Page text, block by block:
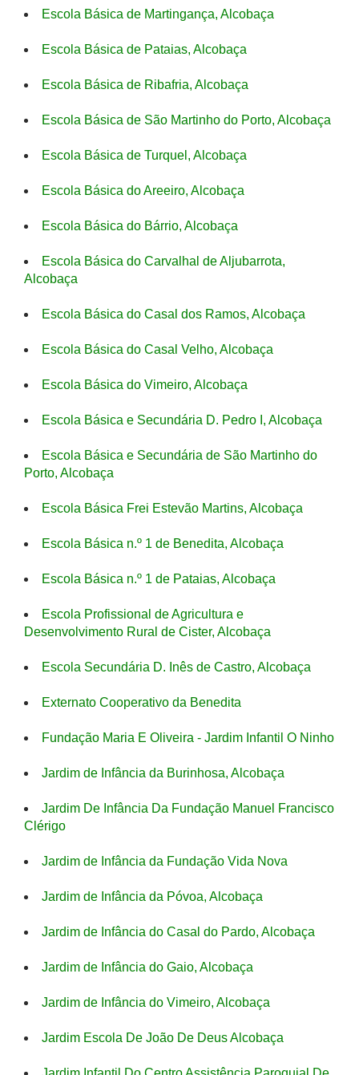
Escola Básica de Martingança, Alcobaça
Escola Básica de Pataias, Alcobaça
Escola Básica de Ribafria, Alcobaça
Escola Básica de São Martinho do Porto, Alcobaça
Escola Básica de Turquel, Alcobaça
Escola Básica do Areeiro, Alcobaça
Escola Básica do Bárrio, Alcobaça
Escola Básica do Carvalhal de Aljubarrota,
Alcobaça
Escola Básica do Casal dos Ramos, Alcobaça
Escola Básica do Casal Velho, Alcobaça
Escola Básica do Vimeiro, Alcobaça
Escola Básica e Secundária D. Pedro I, Alcobaça
Escola Básica e Secundária de São Martinho do
Porto, Alcobaça
Escola Básica Frei Estevão Martins, Alcobaça
Escola Básica n.º 1 de Benedita, Alcobaça
Escola Básica n.º 1 de Pataias, Alcobaça
Escola Profissional de Agricultura e
Desenvolvimento Rural de Cister, Alcobaça
Escola Secundária D. Inês de Castro, Alcobaça
Externato Cooperativo da Benedita
Fundação Maria E Oliveira - Jardim Infantil O Ninho
Jardim de Infância da Burinhosa, Alcobaça
Jardim De Infância Da Fundação Manuel Francisco
Clérigo
Jardim de Infância da Fundação Vida Nova
Jardim de Infância da Póvoa, Alcobaça
Jardim de Infância do Casal do Pardo, Alcobaça
Jardim de Infância do Gaio, Alcobaça
Jardim de Infância do Vimeiro, Alcobaça
Jardim Escola De João De Deus Alcobaça